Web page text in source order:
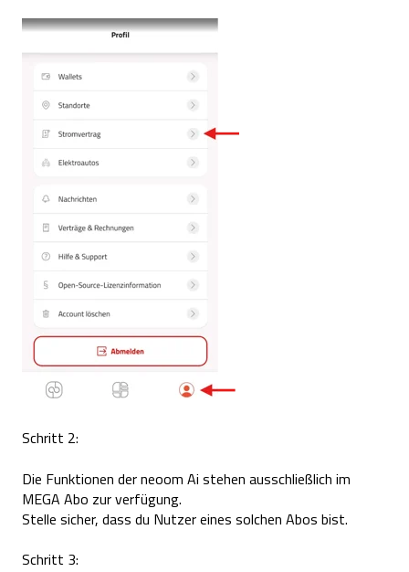
Schritt 2:
Die Funktionen der neoom Ai stehen ausschließlich im
MEGA Abo zur verfügung.
Stelle sicher, dass du Nutzer eines solchen Abos bist.
Schritt 3: